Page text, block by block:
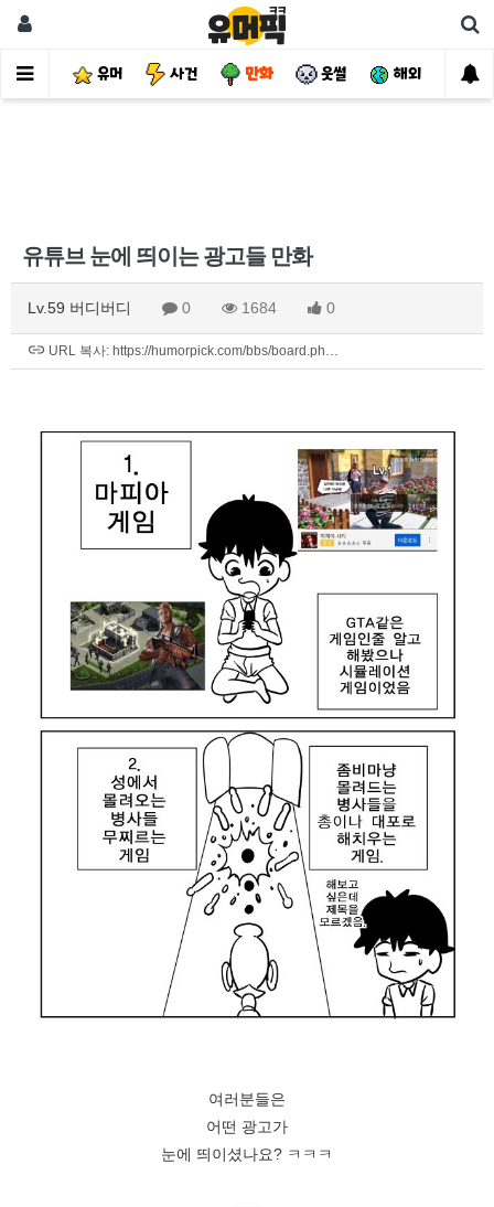
유머 사건 만화 웃썰 해외 핫
유튜브 눈에 띄이는 광고들 만화
Lv.59 버디버디 0 1684 0
URL 복사: https://humorpick.com/bbs/board.ph…
여러분들은
어떤 광고가
눈에 띄이셨나요? ㅋㅋㅋ